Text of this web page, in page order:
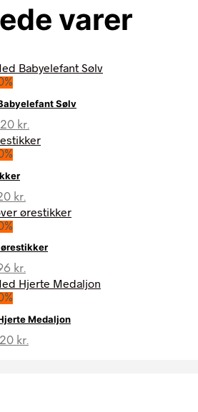
varer
Sølv
kr..
kr.
aktuelle
kr..
kr.
aktuelle
119,20 kr..
kr..
kr.
aktuelle
119,96 kr..
Medaljon
kr.